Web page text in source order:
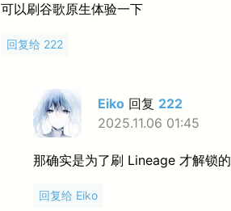
可以刷谷歌原生体验一下
回复给 222
Eiko 回复 222
2025.11.06 01:45
那确实是为了刷 Lineage 才解锁的
回复给 Eiko